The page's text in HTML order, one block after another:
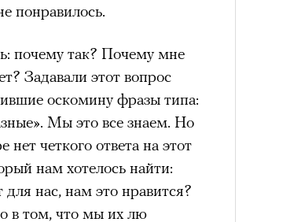
понравилось.
почему так? Почему мне
Задавали этот вопрос
оскомину фразы типа:
Мы это все знаем. Но
четкого ответа на этот
нам хотелось найти:
нас, нам это нравится?
в том, что мы их лю